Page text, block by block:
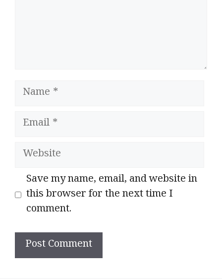
Name
Email
Website
Save my name, email, and website in
this browser for the next time I
comment.